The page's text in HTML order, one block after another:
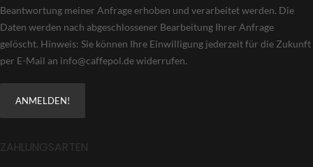
Beantwortung meiner Anfrage erhoben und verarbeitet werden. Die
Daten werden nach abgeschlossener Bearbeitung Ihrer Anfrage
gelöscht. Hinweis: Sie können Ihre Einwilligung jederzeit für die Zukunft
per E-Mail an info@caffepol.de widerrufen.
ZAHLUNGSARTEN